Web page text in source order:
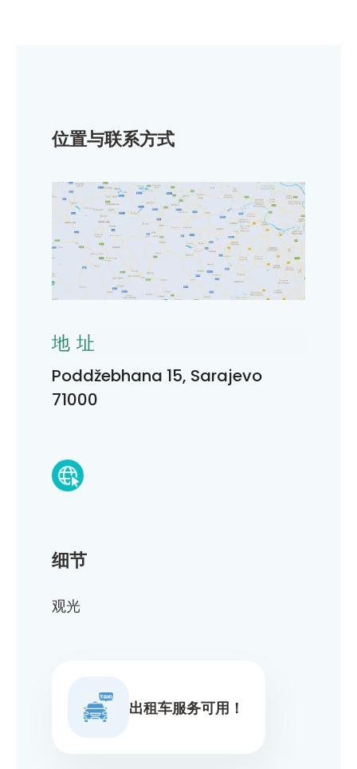
细节
观光
出租车服务可用！
位置与联系方式
地址
Poddžebhana 15, Sarajevo
71000